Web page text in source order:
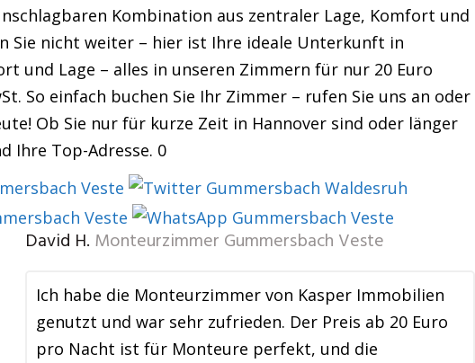
Kombination aus zentraler Lage, Komfort und
Sie nicht weiter – hier ist Ihre ideale Unterkunft in
und Lage – alles in unseren Zimmern für nur 20 Euro
So einfach buchen Sie Ihr Zimmer – rufen Sie uns an oder
Ob Sie nur für kurze Zeit in Hannover sind oder länger
Ihre Top-Adresse. 0
David H. Monteurzimmer Gummersbach Veste
Ich habe die Monteurzimmer von Kasper Immobilien
genutzt und war sehr zufrieden. Der Preis ab 20 Euro
pro Nacht ist für Monteure perfekt, und die